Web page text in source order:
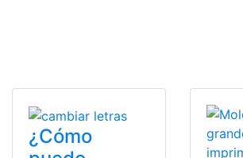
¿Cómo